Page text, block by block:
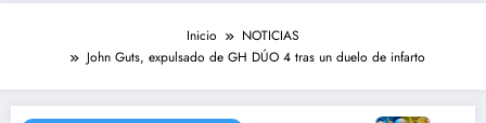
Inicio
NOTICIAS
John Guts, expulsado de GH DÚO 4 tras un duelo de infarto